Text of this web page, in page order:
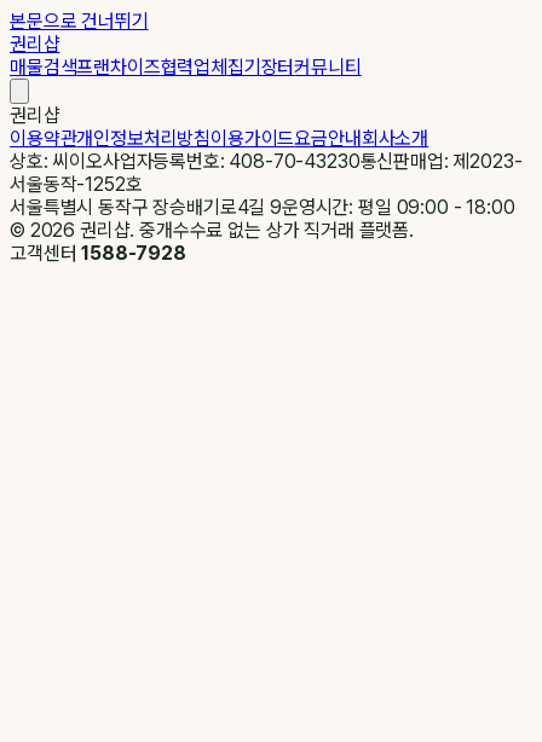
본문으로 건너뛰기
권리샵
매물검색프랜차이즈협력업체집기장터커뮤니티
권리샵
이용약관개인정보처리방침이용가이드요금안내회사소개
상호: 씨이오사업자등록번호: 408-70-43230통신판매업: 제2023-
서울동작-1252호
서울특별시 동작구 장승배기로4길 9운영시간: 평일 09:00 - 18:00
© 2026 권리샵. 중개수수료 없는 상가 직거래 플랫폼.
고객센터1588-7928